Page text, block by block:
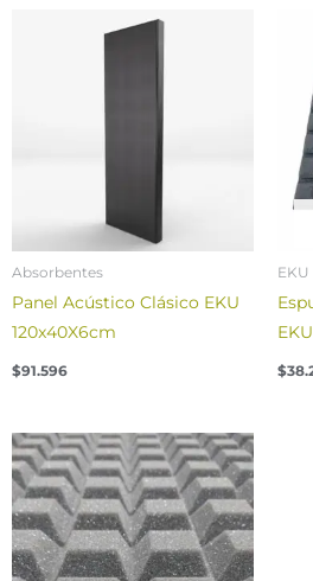
Absorbentes
Panel Acústico Clásico EKU
120x40X6cm
$91.596
EKU
$